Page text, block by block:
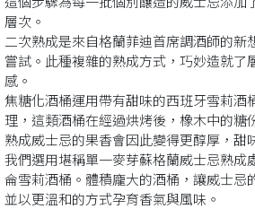
層次。
二次熟成是來自格蘭菲迪首席調酒師的新
嘗試。此種複雜的熟成方式，巧妙造就了
感。
焦糖化酒桶運用帶有甜味的西班牙雪莉酒
理，這類酒桶在經過烘烤後，橡木中的糖
熟成威士忌的果香會因此變得更醇厚，甜
我們選用堪稱單一麥芽蘇格蘭威士忌熟成
侖雪莉酒桶。體積龐大的酒桶，讓威士忌
並以更溫和的方式孕育香氣與風味。